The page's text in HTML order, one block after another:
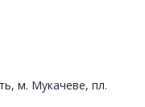
м. Мукачеве, пл.